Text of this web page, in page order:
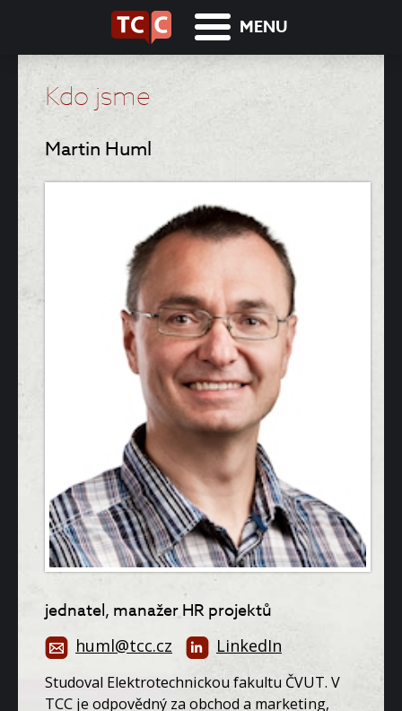
MENU
Kdo jsme
Martin Huml
jednatel, manažer HR projektů
huml@tcc.cz LinkedIn
Studoval Elektrotechnickou fakultu ČVUT. V
TCC je odpovědný za obchod a marketing,